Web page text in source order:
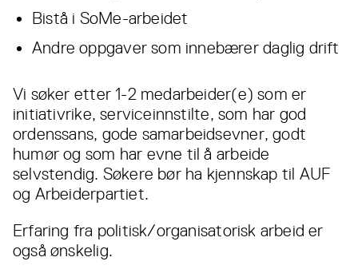
Bistå i SoMe-arbeidet
Andre oppgaver som innebærer daglig drift
Vi søker etter 1-2 medarbeider(e) som er
initiativrike, serviceinnstilte, som har god
ordenssans, gode samarbeidsevner, godt
humør og som har evne til å arbeide
selvstendig. Søkere bør ha kjennskap til AUF
og Arbeiderpartiet.
Erfaring fra politisk/organisatorisk arbeid er
også ønskelig.